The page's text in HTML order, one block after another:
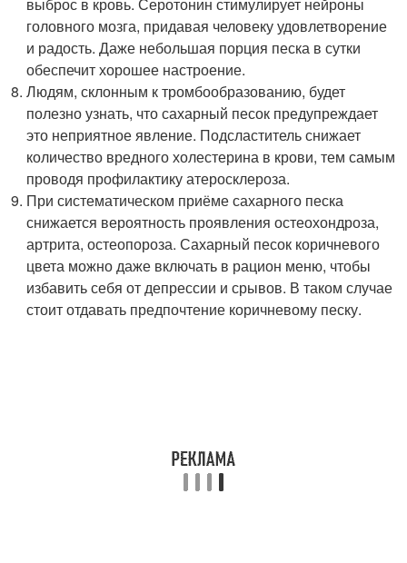
головного мозга, придавая человеку удовлетворение
и радость. Даже небольшая порция песка в сутки
обеспечит хорошее настроение.
Людям, склонным к тромбообразованию, будет
полезно узнать, что сахарный песок предупреждает
это неприятное явление. Подсластитель снижает
количество вредного холестерина в крови, тем самым
проводя профилактику атеросклероза.
При систематическом приёме сахарного песка
снижается вероятность проявления остеохондроза,
артрита, остеопороза. Сахарный песок коричневого
цвета можно даже включать в рацион меню, чтобы
избавить себя от депрессии и срывов. В таком случае
стоит отдавать предпочтение коричневому песку.